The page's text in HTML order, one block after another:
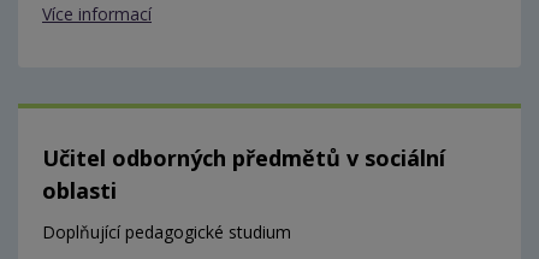
Více informací
Učitel odborných předmětů v sociální
oblasti
Doplňující pedagogické studium